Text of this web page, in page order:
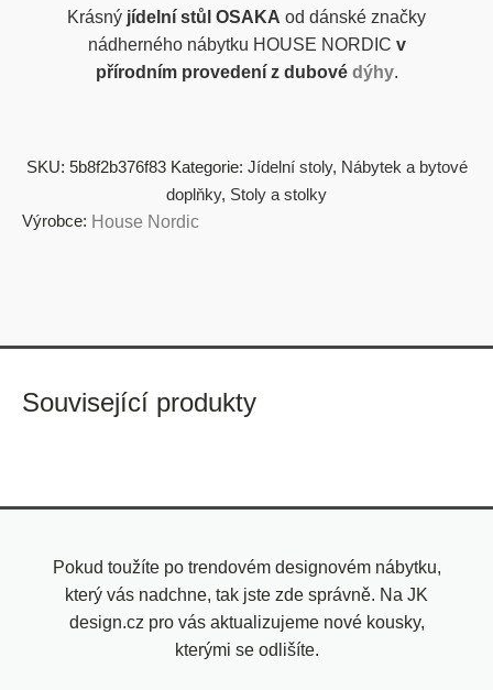
Krásný jídelní stůl OSAKA od dánské značky
nádherného nábytku HOUSE NORDIC v
přírodním provedení z dubové dýhy.
SKU: 5b8f2b376f83 Kategorie: Jídelní stoly, Nábytek a bytové
doplňky, Stoly a stolky
Výrobce: House Nordic
Související produkty
Pokud toužíte po trendovém designovém nábytku,
který vás nadchne, tak jste zde správně. Na JK
design.cz pro vás aktualizujeme nové kousky,
kterými se odlišíte.